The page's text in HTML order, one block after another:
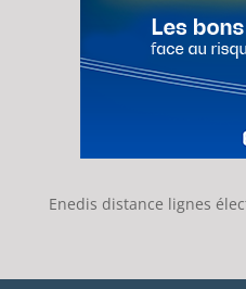
Enedis distance lignes